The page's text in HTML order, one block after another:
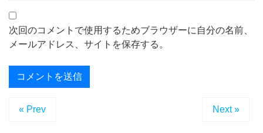
次回のコメントで使用するためブラウザーに自分の名前、
メールアドレス、サイトを保存する。
« Prev Next »